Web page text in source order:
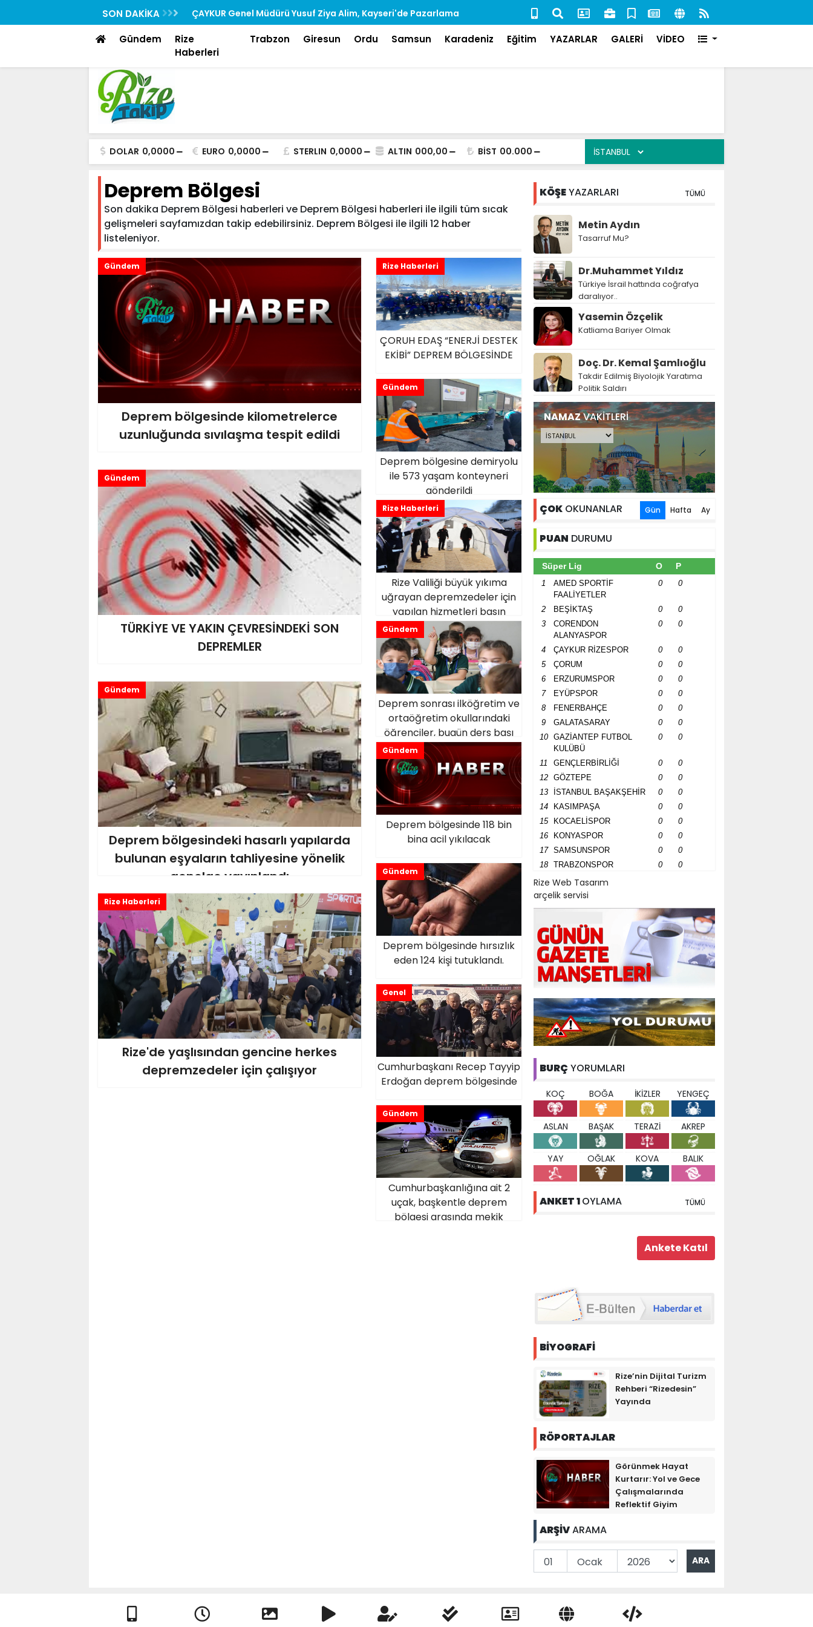
SON DAKİKA
“Rizedesin” Yayında
ÇAYKUR Genel Müdürü Yusuf Ziya Alim, Kayseri'de Pazarlama
Toplantısına Katıldı
Rize'de Aranan 84 Şahıs Yakalandı: 51'i Cezaevine Gönderildi
Gündem
Rize
Haberleri
Trabzon Giresun Ordu Samsun Karadeniz Eğitim YAZARLAR GALERİ VİDEO
DOLAR 0,0000 EURO 0,0000 STERLIN 0,0000 ALTIN 000,00 BİST 00.000
Deprem Bölgesi
Son dakika Deprem Bölgesi haberleri ve Deprem Bölgesi haberleri ile ilgili tüm sıcak
gelişmeleri sayfamızdan takip edebilirsiniz. Deprem Bölgesi ile ilgili 12 haber
listeleniyor.
Gündem
Deprem bölgesinde kilometrelerce
uzunluğunda sıvılaşma tespit edildi
Rize Haberleri
ÇORUH EDAŞ “ENERJİ DESTEK
EKİBİ” DEPREM BÖLGESİNDE
Gündem
Deprem bölgesine demiryolu
ile 573 yaşam konteyneri
gönderildi
Gündem
TÜRKİYE VE YAKIN ÇEVRESİNDEKİ SON
DEPREMLER
Rize Haberleri
Rize Valiliği büyük yıkıma
uğrayan depremzedeler için
yapılan hizmetleri basın
açıklamasında duyurdu
Gündem
Deprem sonrası ilköğretim ve
ortaöğretim okullarındaki
öğrenciler, bugün ders başı
yaptı.
Gündem
Deprem bölgesindeki hasarlı yapılarda
bulunan eşyaların tahliyesine yönelik
genelge yayınlandı
Gündem
Deprem bölgesinde 118 bin
bina acil yıkılacak
Gündem
Deprem bölgesinde hırsızlık
eden 124 kişi tutuklandı.
Rize Haberleri
Rize'de yaşlısından gencine herkes
depremzedeler için çalışıyor
Genel
Cumhurbaşkanı Recep Tayyip
Erdoğan deprem bölgesinde
Gündem
Cumhurbaşkanlığına ait 2
uçak, başkentle deprem
bölgesi arasında mekik
KÖŞEYAZARLARI TÜMÜ
Metin Aydın
Tasarruf Mu?
Dr.Muhammet Yıldız
Türkiye İsrail hattında coğrafya
daralıyor..
Yasemin Özçelik
Katliama Bariyer Olmak
Doç. Dr. Kemal Şamlıoğlu
Takdir Edilmiş Biyolojik Yaratıma
Politik Saldırı
NAMAZVAKİTLERİ
ÇOK OKUNANLAR Gün Hafta Ay
PUAN DURUMU
Süper Lig O P
1
AMED SPORTİF
FAALİYETLER
0 0
2 BEŞİKTAŞ 0
0
3
CORENDON
ALANYASPOR
0 0
4 ÇAYKUR RİZESPOR 0
0
5
ÇORUM 0
0
6
ERZURUMSPOR 0
0
7
EYÜPSPOR 0
0
8
FENERBAHÇE 0
0
9
GALATASARAY 0
0
10
GAZİANTEP FUTBOL
KULÜBÜ
0 0
11 GENÇLERBİRLİĞİ 0
0
12
GÖZTEPE 0
0
13
İSTANBUL BAŞAKŞEHİR 0
0
14
KASIMPAŞA 0
0
15
KOCAELİSPOR 0
0
16
KONYASPOR 0
0
17
SAMSUNSPOR 0
0
18
TRABZONSPOR 0 0
Rize Web Tasarım
arçelik servisi
BURÇ YORUMLARI
KOÇ BOĞA İKİZLER YENGEÇ
ASLAN BAŞAK TERAZİ AKREP
YAY OĞLAK KOVA BALIK
ANKET 1OYLAMA TÜMÜ
BİYOGRAFİ
Rize’nin Dijital Turizm
Rehberi “Rizedesin”
Yayında
RÖPORTAJLAR
Görünmek Hayat
Kurtarır: Yol ve Gece
Çalışmalarında
Reflektif Giyim
ARŞİVARAMA